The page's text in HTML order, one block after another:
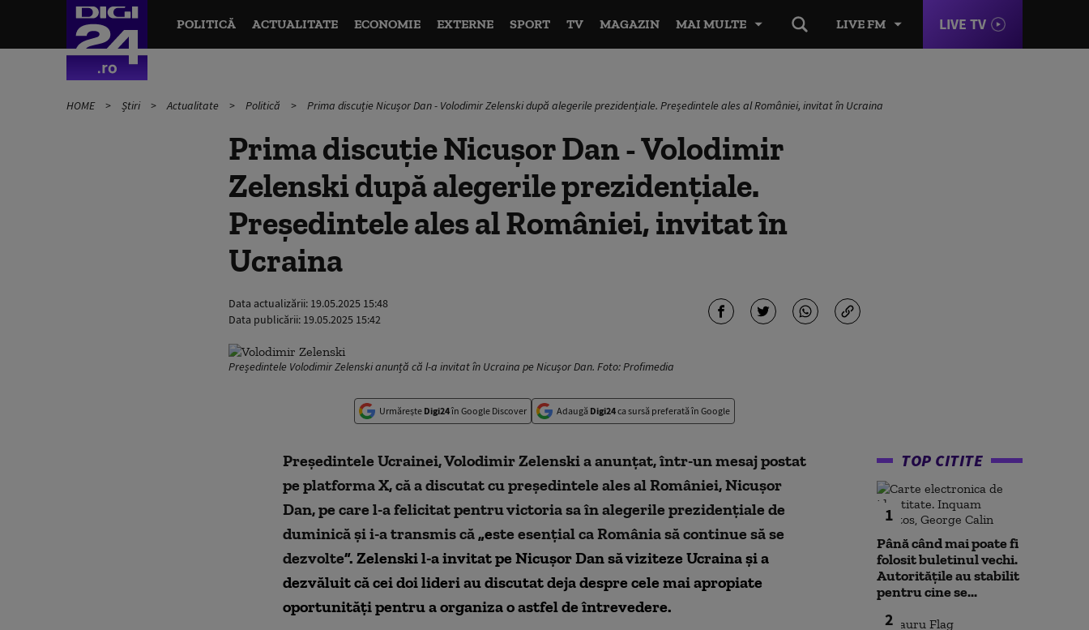
LIVE FM LIVE TV
POLITICĂ ACTUALITATE ECONOMIE EXTERNE SPORT TV MAGAZIN MAI MULTE
HOME Știri Actualitate Politică Prima discuție Nicușor Dan - Volodimir Zelenski după alegerile prezidențiale. Președintele ales al României, invitat în Ucraina
Prima discuție Nicușor Dan - Volodimir
Zelenski după alegerile prezidențiale.
Președintele ales al României, invitat în
Ucraina
Data actualizării: 19.05.2025 15:48
Data publicării: 19.05.2025 15:42
Președintele Volodimir Zelenski anunță că l-a invitat în Ucraina pe Nicușor Dan. Foto: Profimedia
Urmărește Digi24în Google Discover Adaugă Digi24ca sursă preferată în Google
Președintele Ucrainei, Volodimir Zelenski a anunțat, într-un mesaj postat
pe platforma X, că a discutat cu președintele ales al României, Nicușor
Dan, pe care l-a felicitat pentru victoria sa în alegerile prezidențiale de
duminică și i-a transmis că„este esențial ca România să continue să se
dezvolte”. Zelenski l-a invitat pe Nicușor Dan să viziteze Ucraina și a
dezvăluit că cei doi lideri au discutat deja despre cele mai apropiate
oportunități pentru a organiza o astfel de întrevedere.
TOP CITITE
1
Până când mai poate fi
folosit buletinul vechi.
Autoritățile au stabilit
pentru cine se...
2